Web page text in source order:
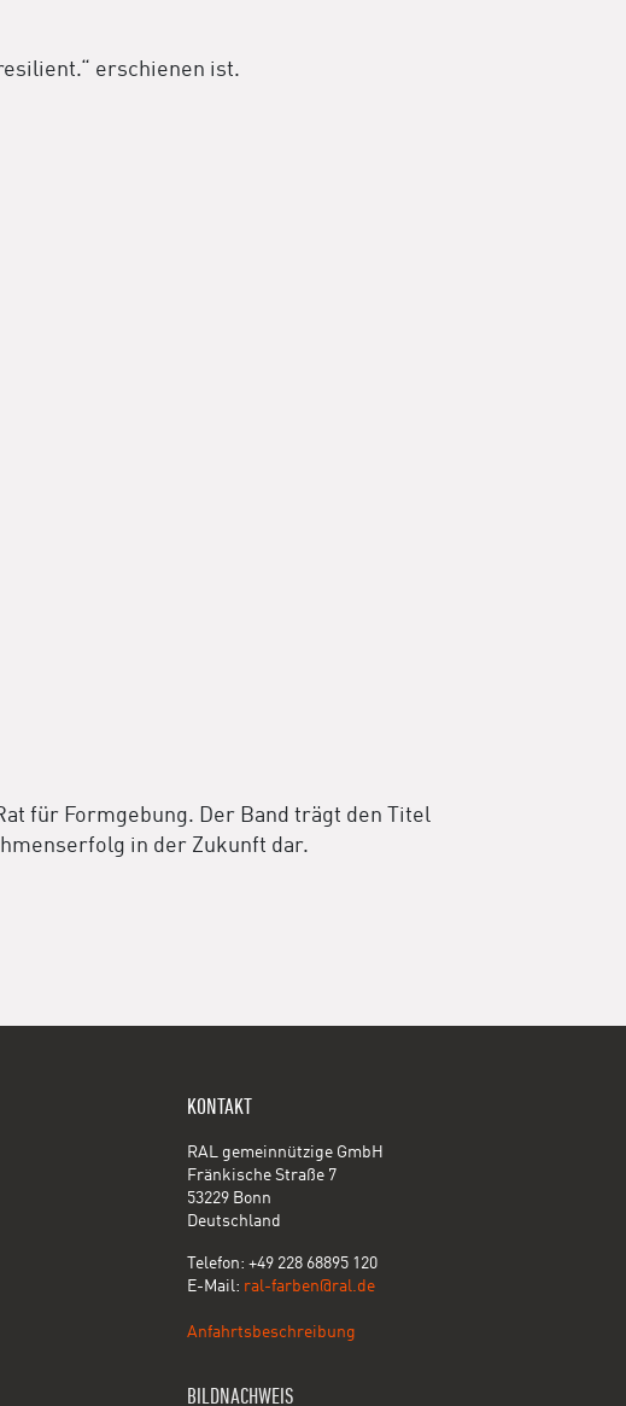
erschienen ist.
für Formgebung. Der Band trägt den Titel
in der Zukunft dar.
KONTAKT
RAL gemeinnützige GmbH
Fränkische Straße 7
53229 Bonn
Deutschland
Telefon: +49 228 68895 120
E-Mail: ral-farben@ral.de
Anfahrtsbeschreibung
BILDNACHWEIS